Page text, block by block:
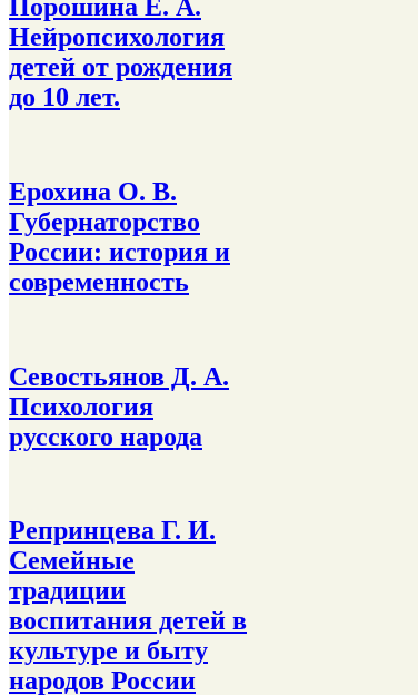
Порошина Е. А.
Нейропсихология
детей от рождения
до 10 лет.
Ерохина О. В.
Губернаторство
России: история и
современность
Севостьянов Д. А.
Психология
русского народа
Репринцева Г. И.
Семейные
традиции
воспитания детей в
культуре и быту
народов России